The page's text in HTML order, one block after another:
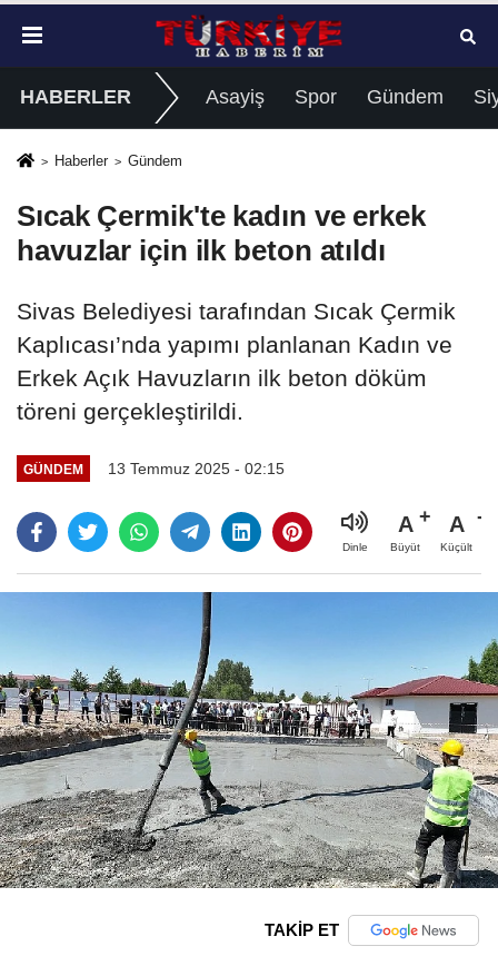
HABERLER Asayiş Spor Gündem
Haberler Gündem
Sıcak Çermik'te kadın ve erkek
havuzlar için ilk beton atıldı
Sivas Belediyesi tarafından Sıcak Çermik
Kaplıcası’nda yapımı planlanan Kadın ve
Erkek Açık Havuzların ilk beton döküm
töreni gerçekleştirildi.
GÜNDEM 13 Temmuz 2025 - 02:15
Dinle
A
Büyüt
A
Küçült
TAKİP ET